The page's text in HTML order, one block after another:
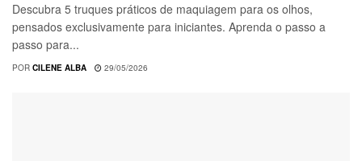
Descubra 5 truques práticos de maquiagem para os olhos,
pensados exclusivamente para iniciantes. Aprenda o passo a
passo para...
POR CILENE ALBA 29/05/2026